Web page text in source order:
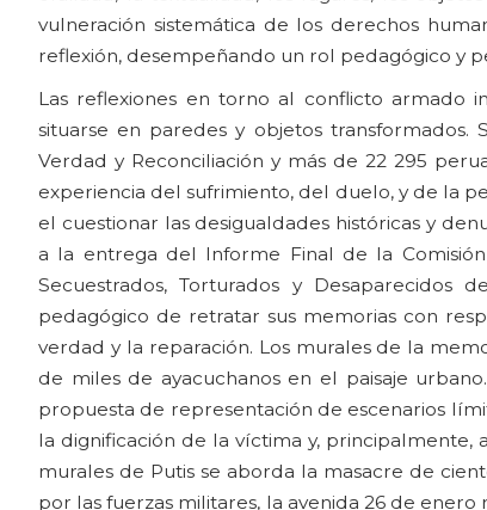
vulneración sistemática de los derechos
reflexión, desempeñando un rol pedagógico y
Las reflexiones en torno al conflicto armado
situarse en paredes y objetos
Verdad y Reconciliación y más de 22 295
experiencia del sufrimiento, del duelo, y de la
el cuestionar las desigualdades históricas y
a la entrega del Informe Final de la
Secuestrados, Torturados y
pedagógico de retratar sus memorias con
verdad y la reparación. Los murales de la
de miles de ayacuchanos en el paisaje
propuesta de representación de escenarios
la dignificación de la víctima y,
murales de Putis se aborda la masacre de
por las fuerzas militares, la avenida 26 de